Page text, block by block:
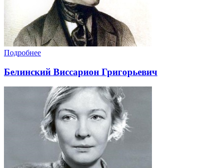
Подробнее
Белинский Виссарион Григорьевич